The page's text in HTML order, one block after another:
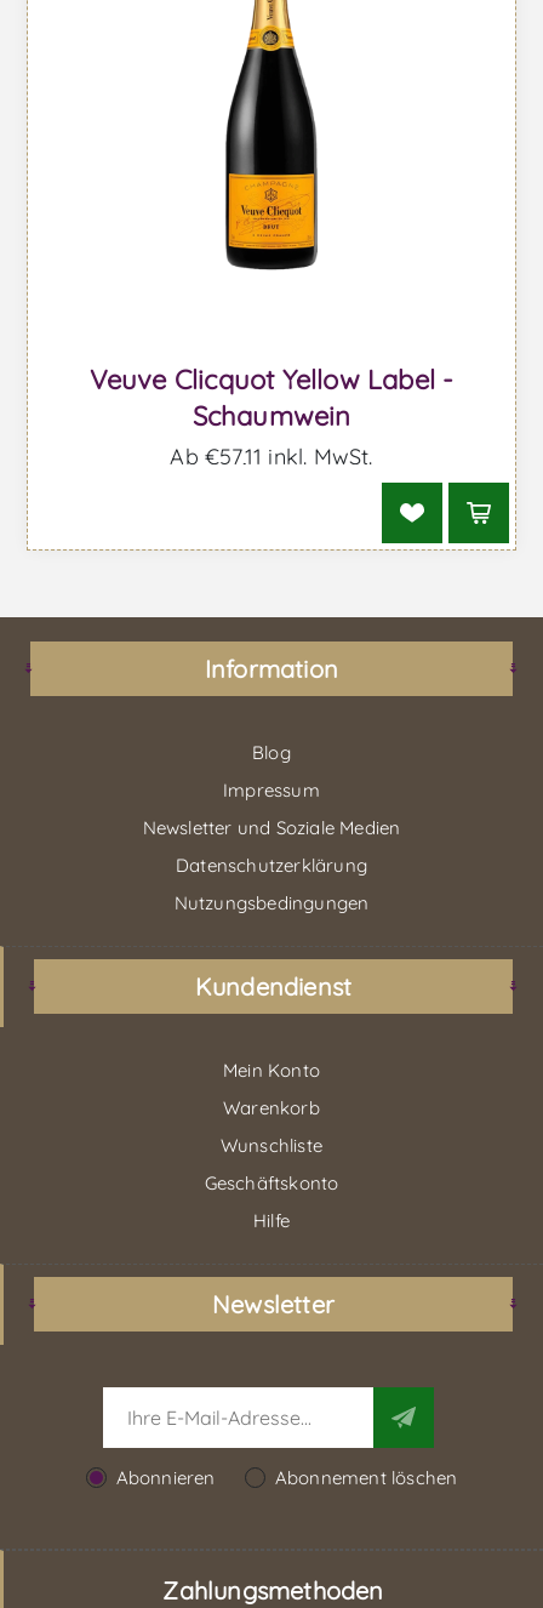
Veuve Clicquot Yellow Label -
Schaumwein
Ab €57,11 inkl. MwSt.
Information
Blog
Impressum
Newsletter und Soziale Medien
Datenschutzerklärung
Nutzungsbedingungen
Kundendienst
Mein Konto
Warenkorb
Wunschliste
Geschäftskonto
Hilfe
Newsletter
Abonnieren Abonnement löschen
Zahlungsmethoden